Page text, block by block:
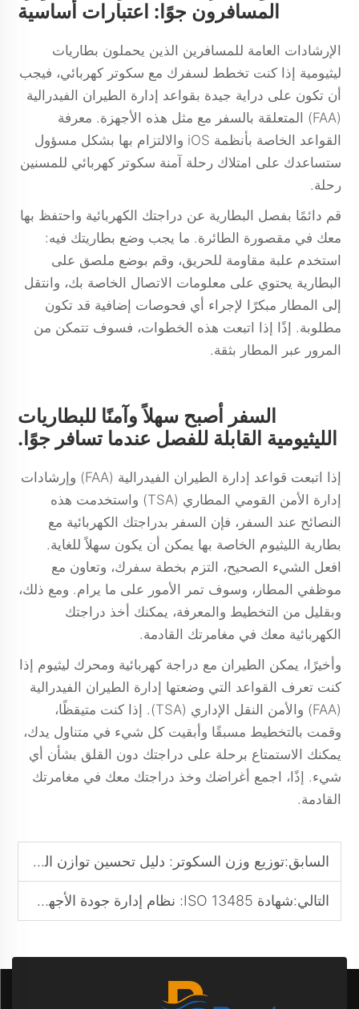
المسافرون جوًا: اعتبارات أساسية
الإرشادات العامة للمسافرين الذين يحملون بطاريات
ليثيومية إذا كنت تخطط لسفرك مع سكوتر كهربائي، فيجب
أن تكون على دراية جيدة بقواعد إدارة الطيران الفيدرالية
(FAA) المتعلقة بالسفر مع مثل هذه الأجهزة. معرفة
القواعد الخاصة بأنظمة iOS والالتزام بها بشكل مسؤول
ستساعدك على امتلاك رحلة آمنة سكوتر كهربائي للمسنين
رحلة.
قم دائمًا بفصل البطارية عن دراجتك الكهربائية واحتفظ بها
معك في مقصورة الطائرة. ما يجب وضع بطاريتك فيه:
استخدم علبة مقاومة للحريق، وقم بوضع ملصق على
البطارية يحتوي على معلومات الاتصال الخاصة بك، وانتقل
إلى المطار مبكرًا لإجراء أي فحوصات إضافية قد تكون
مطلوبة. إذًا إذا اتبعت هذه الخطوات، فسوف تتمكن من
المرور عبر المطار بثقة.
السفر أصبح سهلاً وآمنًا للبطاريات
الليثيومية القابلة للفصل عندما تسافر جوًا.
إذا اتبعت قواعد إدارة الطيران الفيدرالية (FAA) وإرشادات
إدارة الأمن القومي المطاري (TSA) واستخدمت هذه
النصائح عند السفر، فإن السفر بدراجتك الكهربائية مع
بطارية الليثيوم الخاصة بها يمكن أن يكون سهلاً للغاية.
افعل الشيء الصحيح، التزم بخطة سفرك، وتعاون مع
موظفي المطار، وسوف تمر الأمور على ما يرام. ومع ذلك،
وبقليل من التخطيط والمعرفة، يمكنك أخذ دراجتك
الكهربائية معك في مغامرتك القادمة.
وأخيرًا، يمكن الطيران مع دراجة كهربائية ومحرك ليثيوم إذا
كنت تعرف القواعد التي وضعتها إدارة الطيران الفيدرالية
(FAA) والأمن النقل الإداري (TSA). إذا كنت متيقظًا،
وقمت بالتخطيط مسبقًا وأبقيت كل شيء في متناول يدك،
يمكنك الاستمتاع برحلة على دراجتك دون القلق بشأن أي
شيء. إذًا، اجمع أغراضك وخذ دراجتك معك في مغامرتك
القادمة.
السابق:توزيع وزن السكوتر: دليل تحسين توازن الحمل الأمامي/الخلفي
التالي:شهادة ISO 13485: نظام إدارة جودة الأجهزة الطبية المُفسَّر